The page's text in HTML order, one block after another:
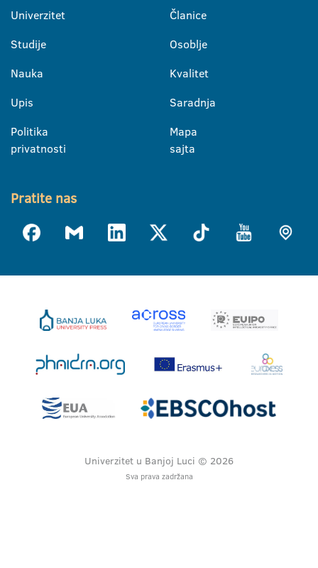
Univerzitet
Studije
Nauka
Upis
Politika
privatnosti
Članice
Osoblje
Kvalitet
Saradnja
Mapa
sajta
Pratite nas
Univerzitet u Banjoj Luci © 2026
Sva prava zadržana